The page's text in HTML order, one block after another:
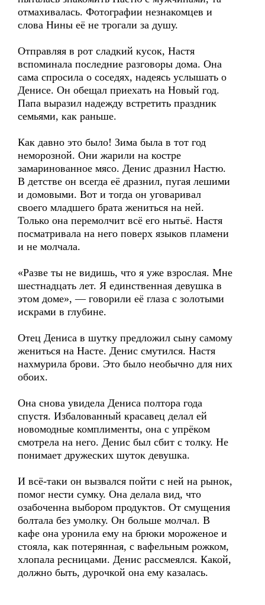
отмахивалась. Фотографии незнакомцев и
слова Нины её не трогали за душу.
Отправляя в рот сладкий кусок, Настя
вспоминала последние разговоры дома. Она
сама спросила о соседях, надеясь услышать о
Денисе. Он обещал приехать на Новый год.
Папа выразил надежду встретить праздник
семьями, как раньше.
Как давно это было! Зима была в тот год
неморозной. Они жарили на костре
замаринованное мясо. Денис дразнил Настю.
В детстве он всегда её дразнил, пугая лешими
и домовыми. Вот и тогда он уговаривал
своего младшего брата жениться на ней.
Только она перемолчит всё его нытьё. Настя
посматривала на него поверх языков пламени
и не молчала.
«Разве ты не видишь, что я уже взрослая. Мне
шестнадцать лет. Я единственная девушка в
этом доме», — говорили её глаза с золотыми
искрами в глубине.
Отец Дениса в шутку предложил сыну самому
жениться на Насте. Денис смутился. Настя
нахмурила брови. Это было необычно для них
обоих.
Она снова увидела Дениса полтора года
спустя. Избалованный красавец делал ей
новомодные комплименты, она с упрёком
смотрела на него. Денис был сбит с толку. Не
понимает дружеских шуток девушка.
И всё-таки он вызвался пойти с ней на рынок,
помог нести сумку. Она делала вид, что
озабоченна выбором продуктов. От смущения
болтала без умолку. Он больше молчал. В
кафе она уронила ему на брюки мороженое и
стояла, как потерянная, с вафельным рожком,
хлопала ресницами. Денис рассмеялся. Какой,
должно быть, дурочкой она ему казалась.